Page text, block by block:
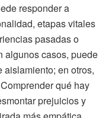
responder a
etapas vitales
pasadas o
algunos casos, puede
en otros,
qué hay
prejuicios y